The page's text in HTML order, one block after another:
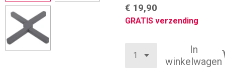
€ 19,90
GRATIS verzending
In
winkelwagen